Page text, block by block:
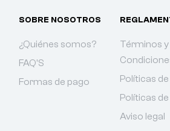
SOBRE NOSOTROS
¿Quiénes somos?
FAQ'S
Formas de pago
Términos y
Políticas
Políticas
Aviso legal